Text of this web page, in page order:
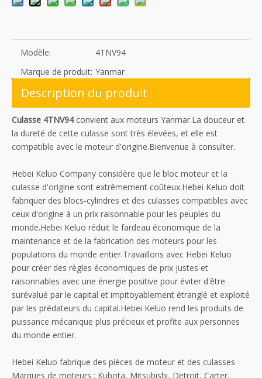
Modèle:
4TNV94
Marque de produit: Yanmar
Description du produit
Culasse 4TNV94convient aux moteurs Yanmar.La douceur et
la dureté de cette culasse sont très élevées, et elle est
compatible avec le moteur d'origine.Bienvenue à consulter.
Hebei Keluo Company considère que le bloc moteur et la
culasse d'origine sont extrêmement coûteux.Hebei Keluo doit
fabriquer des blocs-cylindres et des culasses compatibles avec
ceux d'origine à un prix raisonnable pour les peuples du
monde.Hebei Keluo réduit le fardeau économique de la
maintenance et de la fabrication des moteurs pour les
populations du monde entier.Travaillons avec Hebei Keluo
pour créer des règles économiques de prix justes et
raisonnables avec une énergie positive pour éviter d'être
surévalué par le capital et impitoyablement étranglé et exploité
par les prédateurs du capital.Hebei Keluo rend les produits de
puissance mécanique plus précieux et profite aux personnes
du monde entier.
Hebei Keluo fabrique des pièces de moteur et des culasses
Marques de moteurs : Kubota, Mitsubishi, Detroit, Carter,